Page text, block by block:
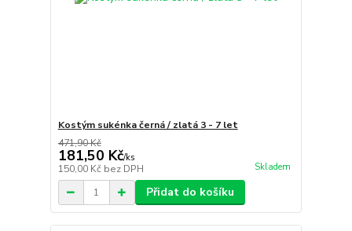
Kostým sukénka černá / zlatá 3 - 7 let
471,90 Kč
181,50 Kč/ks
150,00 Kč bez DPH Skladem
Přidat do košíku